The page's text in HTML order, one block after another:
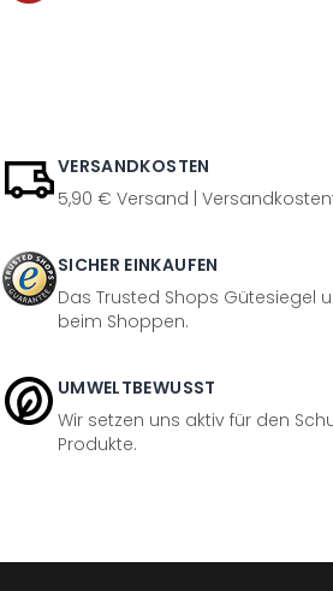
VERSANDKOSTEN
5,90 € Versand |
SICHER EINKAUFEN
Das Trusted Shops Gütesiegel
beim Shoppen.
UMWELTBEWUSST
Wir setzen uns aktiv für den
Produkte.